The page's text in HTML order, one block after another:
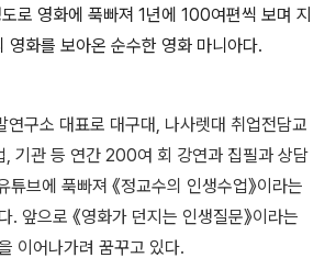
로 영화에 푹빠져 1년에 100여편씩 보며 지
영화를 보아온 순수한 영화 마니아다.
연구소 대표로 대구대, 나사렛대 취업전담교
, 기관 등 연간 200여 회 강연과 집필과 상담
튜브에 푹빠져 《정교수의 인생수업》이라는
. 앞으로 《영화가 던지는 인생질문》이라는
이어나가려 꿈꾸고 있다.